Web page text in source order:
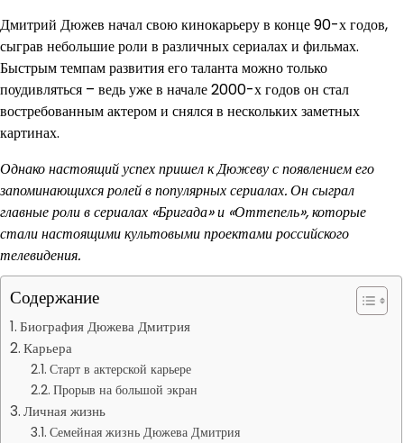
Дмитрий Дюжев начал свою кинокарьеру в конце 90-х годов,
сыграв небольшие роли в различных сериалах и фильмах.
Быстрым темпам развития его таланта можно только
поудивляться – ведь уже в начале 2000-х годов он стал
востребованным актером и снялся в нескольких заметных
картинах.
Однако настоящий успех пришел к Дюжеву с появлением его
запоминающихся ролей в популярных сериалах. Он сыграл
главные роли в сериалах «Бригада» и «Оттепель», которые
стали настоящими культовыми проектами российского
телевидения.
Содержание
Биография Дюжева Дмитрия
Карьера
Старт в актерской карьере
Прорыв на большой экран
Личная жизнь
Семейная жизнь Дюжева Дмитрия